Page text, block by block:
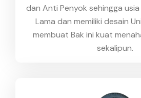
dan Anti Penyok sehingga
Lama dan memiliki desain
membuat Bak ini kuat
sekalipun.